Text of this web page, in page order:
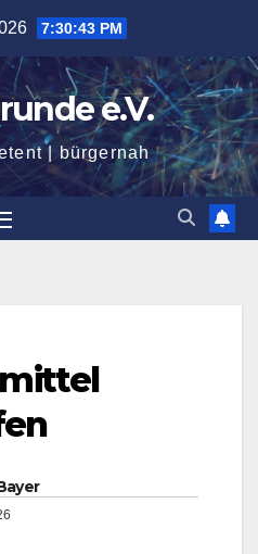
7:30:45 PM
e.V.
| bürgernah